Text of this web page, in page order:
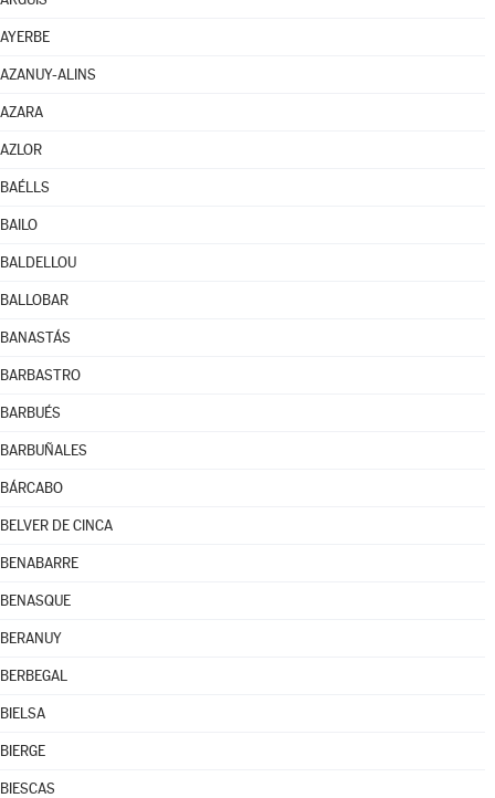
AYERBE
AZANUY-ALINS
AZARA
AZLOR
BAÉLLS
BAILO
BALDELLOU
BALLOBAR
BANASTÁS
BARBASTRO
BARBUÉS
BARBUÑALES
BÁRCABO
BELVER DE CINCA
BENABARRE
BENASQUE
BERANUY
BERBEGAL
BIELSA
BIERGE
BIESCAS